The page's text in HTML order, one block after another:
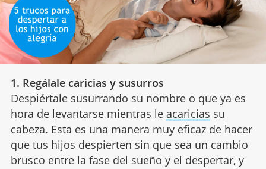
1. Regálale caricias y susurros
Despiértale susurrando su nombre o que ya es
hora de levantarse mientras le acaricias su
cabeza. Esta es una manera muy eficaz de hacer
que tus hijos despierten sin que sea un cambio
brusco entre la fase del sueño y el despertar, y